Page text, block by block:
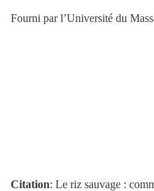
Fourni par l’Université du
Citation: Le riz sauvage :